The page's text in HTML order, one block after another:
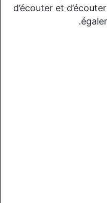
d’écouter et